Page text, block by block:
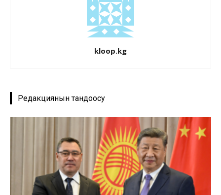
kloop.kg
Редакциянын тандоосу